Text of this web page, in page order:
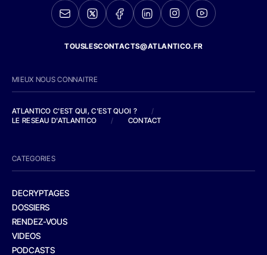
TOUSLESCONTACTS@ATLANTICO.FR
MIEUX NOUS CONNAITRE
ATLANTICO C'EST QUI, C'EST QUOI ?
/
LE RESEAU D'ATLANTICO
/ CONTACT
CATEGORIES
DECRYPTAGES
DOSSIERS
RENDEZ-VOUS
VIDEOS
PODCASTS